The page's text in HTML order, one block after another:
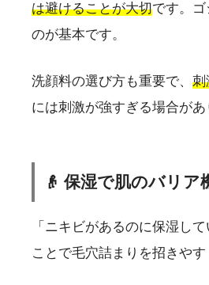
は避けることが大切です。
のが基本です。
洗顔料の選び方も重要で、 刺
には刺激が強すぎる場合があ
👴 保湿で肌のバリア
「ニキビがあるのに保湿し
ことで毛穴詰まりを招きや